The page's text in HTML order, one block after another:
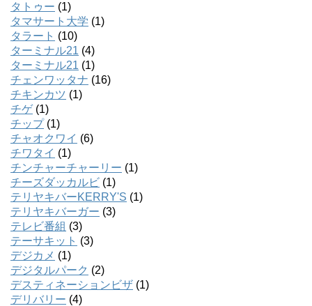
タトゥー (1)
タマサート大学 (1)
タラート (10)
ターミナル21 (4)
ターミナル21 (1)
チェンワッタナ (16)
チキンカツ (1)
チゲ(1)
チップ(1)
チャオクワイ (6)
チワタイ (1)
チンチャーチャーリー (1)
チーズダッカルビ (1)
テリヤキバーKERRY'S (1)
テリヤキバーガー (3)
テレビ番組 (3)
テーサキット (3)
デジカメ (1)
デジタルパーク (2)
デスティネーションビザ (1)
デリバリー (4)